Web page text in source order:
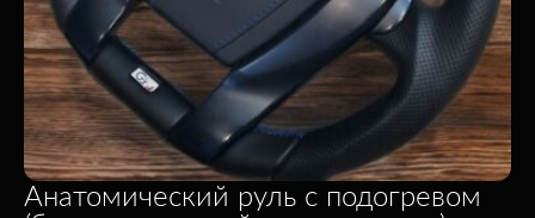
Анатомический руль с подогревом